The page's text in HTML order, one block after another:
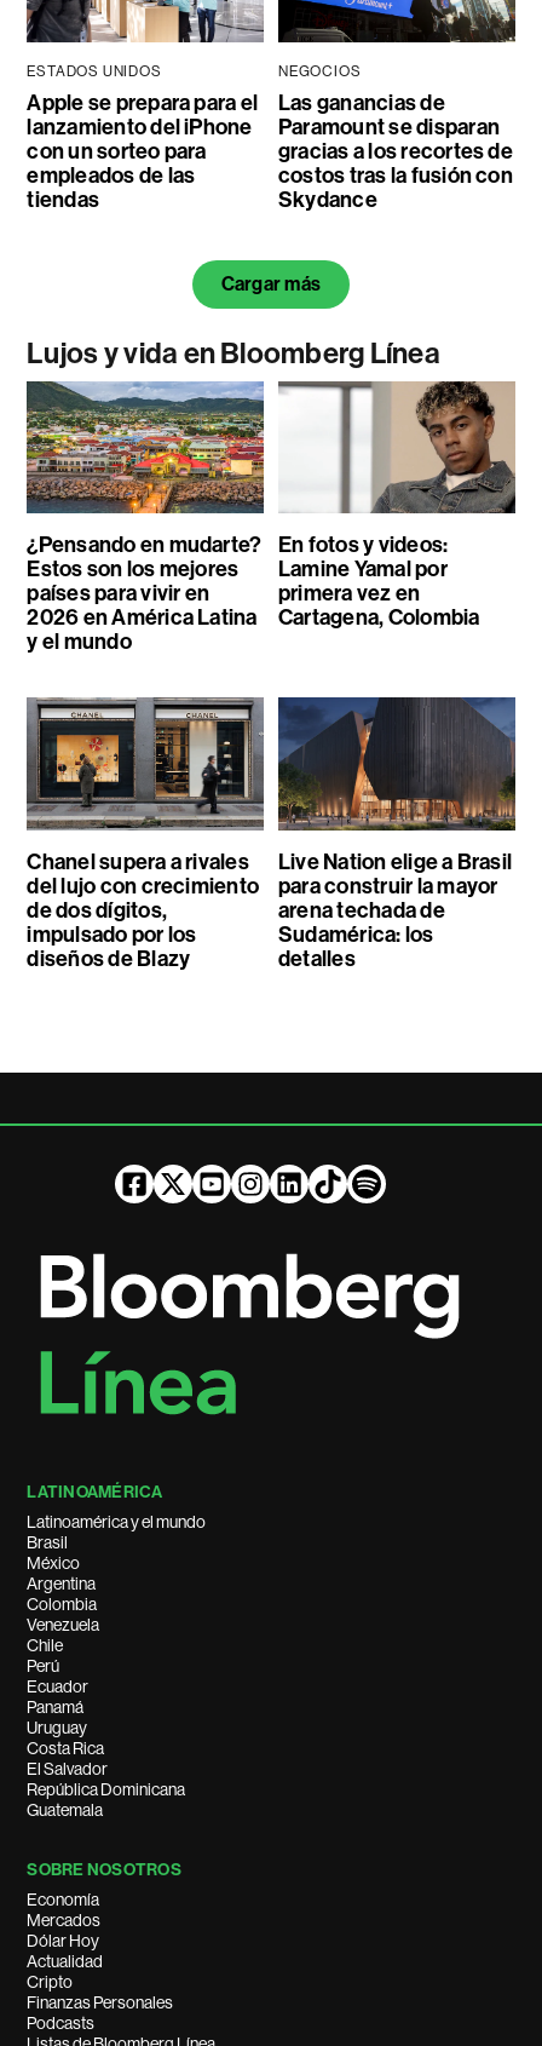
ESTADOS UNIDOS
Apple se prepara para el
lanzamiento del iPhone
con un sorteo para
empleados de las
tiendas
NEGOCIOS
Las ganancias de
Paramount se disparan
gracias a los recortes de
costos tras la fusión con
Skydance
Cargar más
Lujos y vida en Bloomberg Línea
¿Pensando en mudarte?
Estos son los mejores
países para vivir en
2026 en América Latina
y el mundo
En fotos y videos:
Lamine Yamal por
primera vez en
Cartagena, Colombia
Chanel supera a rivales
del lujo con crecimiento
de dos dígitos,
impulsado por los
diseños de Blazy
Live Nation elige a Brasil
para construir la mayor
arena techada de
Sudamérica: los
detalles
LATINOAMÉRICA
Latinoamérica y el mundo
Brasil
México
Argentina
Colombia
Venezuela
Chile
Perú
Ecuador
Panamá
Uruguay
Costa Rica
El Salvador
República Dominicana
Guatemala
SOBRE NOSOTROS
Economía
Mercados
Dólar Hoy
Actualidad
Cripto
Finanzas Personales
Podcasts